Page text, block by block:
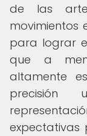
de las
movimientos
para lograr
que a
altamente
precisión